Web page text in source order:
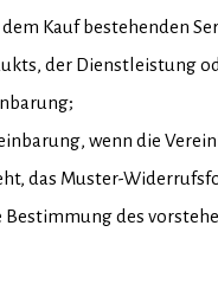
Kauf bestehenden
der Dienstleistung
wenn die
das Muster-
des